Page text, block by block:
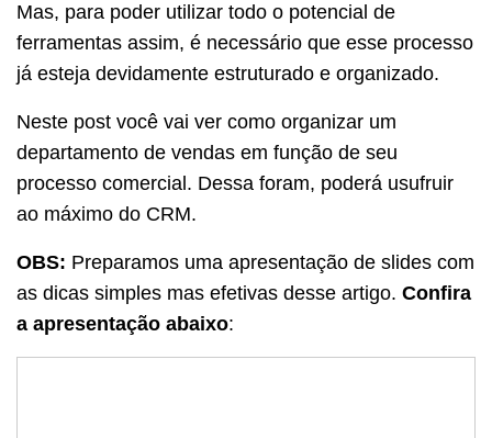
Mas, para poder utilizar todo o potencial de
ferramentas assim, é necessário que esse processo
já esteja devidamente estruturado e organizado.
Neste post você vai ver como organizar um
departamento de vendas em função de seu
processo comercial. Dessa foram, poderá usufruir
ao máximo do CRM.
OBS: Preparamos uma apresentação de slides com
as dicas simples mas efetivas desse artigo. Confira
a apresentação abaixo: